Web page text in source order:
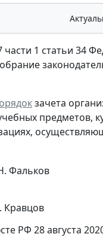
части 1 статьи 34
зачета
предметов,
Фальков
Кравцов
РФ 28 августа